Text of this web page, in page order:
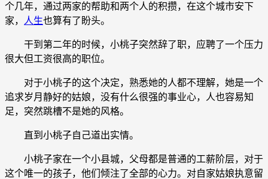
个几年，通过两家的帮助和两个人的积攒，在这个城市安下
家，
人生也算有了盼头。
干到第二年的时候，小桃子突然辞了职，应聘了一个压力
很大但工资很高的职位。
对于小桃子的这个决定，熟悉她的人都不理解，她是一个
追求岁月静好的姑娘，没有什么很强的事业心，人也容易知
足，突然跳槽不是她的风格。
直到小桃子自己道出实情。
小桃子家在一个小县城，父母都是普通的工薪阶层，对于
这个唯一的孩子，他们倾注了全部的心力。对自家姑娘执意留